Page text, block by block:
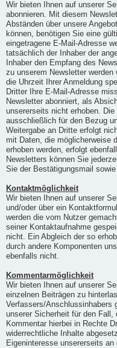
Wir bieten Ihnen auf unserer
abonnieren. Mit diesem
Abständen über unsere
können, benötigen Sie eine
eingetragene E-Mail-Adresse
tatsächlich der Inhaber der
Inhaber den Empfang des
zu unserem Newsletter
die Uhrzeit Ihrer Anmeldung
Dritter Ihre E-Mail-Adresse
Newsletter abonniert, als
unsererseits nicht erhoben.
ausschließlich für den Bezug
Weitergabe an Dritte erfolgt
mit Daten, die möglicherweise
erhoben werden, erfolgt
Newsletters können Sie
Sie der Bestätigungsmail
Kontaktmöglichkeit
Wir bieten Ihnen auf unserer
und/oder über ein
werden die vom Nutzer
seiner Kontaktaufnahme
nicht. Ein Abgleich der so
durch andere Komponenten
ebenfalls nicht.
Kommentarmöglichkeit
Wir bieten Ihnen auf unserer
einzelnen Beiträgen zu
Verfassers/Anschlussinhabers
unserer Sicherheit für den
Kommentar hierbei in Rechte
widerrechtliche Inhalte
Eigeninteresse unsererseits